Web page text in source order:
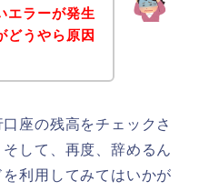
エラーが発生
どうやら原因
座の残高をチェックさ
して、再度、辞めるん
利用してみてはいかが